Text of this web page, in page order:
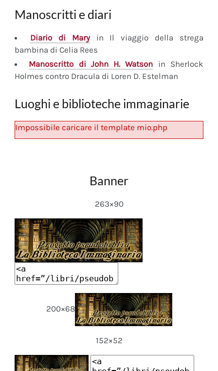
Manoscritti e diari
Diariodi Maryin Il viaggio della strega
bambina di Celia Rees
Manoscritto di John H. Watson in Sherlock
Holmes contro Dracula di Loren D. Estelman
Luoghi e biblioteche immaginarie
Impossibile caricare il template mio.php
Banner
263×90
200×68
152×52